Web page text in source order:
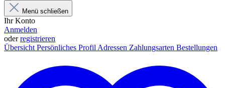
Menü schließen
Ihr Konto
Anmelden
oderregistrieren
Übersicht Persönliches Profil Adressen Zahlungsarten Bestellungen